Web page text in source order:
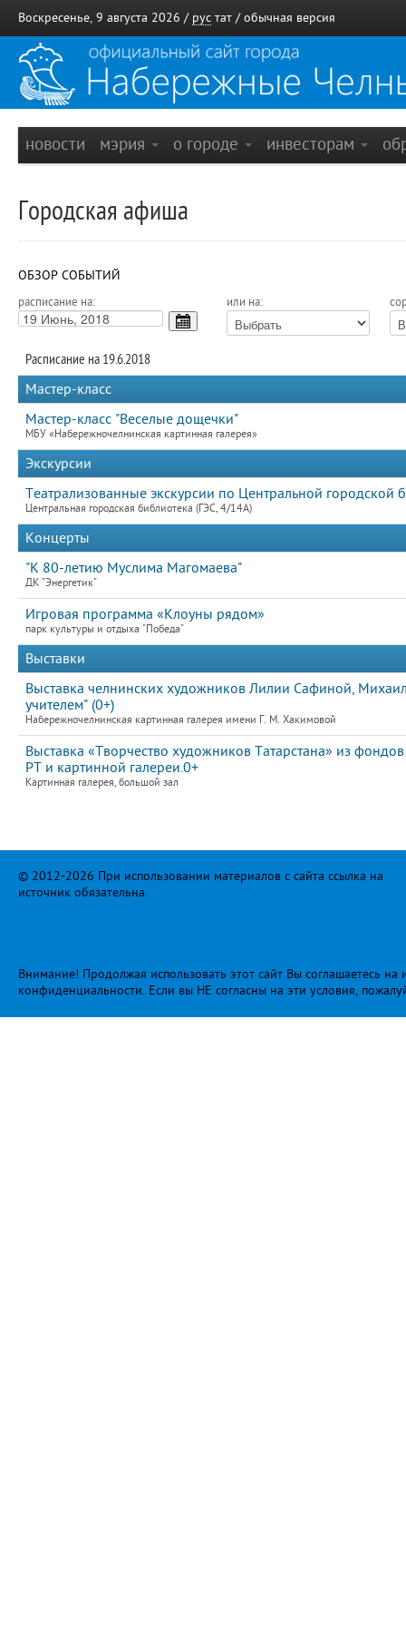
Воскресенье, 9 августа 2026 / рус тат / обычная версия
новости мэрия о городе инвесторам
Городская афиша
ОБЗОР СОБЫТИЙ
расписание на: или на:
Расписание на 19.6.2018
Мастер-класс
Мастер-класс "Веселые дощечки"
МБУ «Набережночелнинская картинная галерея»
Экскурсии
Театрализованные экскурсии по Центральной городской
Центральная городская библиотека (ГЭС, 4/14А)
Концерты
"К 80-летию Муслима Магомаева"
ДК "Энергетик"
Игровая программа «Клоуны рядом»
парк культуры и отдыха "Победа"
Выставки
Выставка челнинских художников Лилии Сафиной,
учителем" (0+)
Набережночелнинская картинная галерея имени Г. М. Хакимовой
Выставка «Творчество художников Татарстана» из
РТ и картинной галереи.0+
Картинная галерея, большой зал
© 2012-2026 При использовании материалов с сайта ссылка на
источник обязательна.
Внимание! Продолжая использовать этот сайт Вы соглашаетесь
конфиденциальности. Если вы НЕ согласны на эти условия,